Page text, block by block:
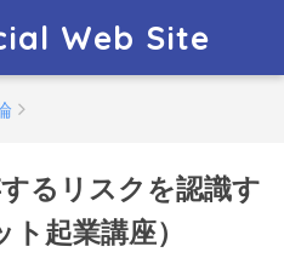
Web Site
るリスクを認識す
起業講座）